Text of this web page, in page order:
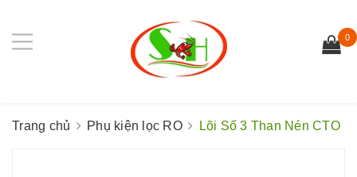
0
Trang chủ Phụ kiện lọc RO Lõi Số 3 Than Nén CTO